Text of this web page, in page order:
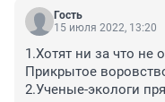
Гость
15 июля 2022, 13:20
1.Хотят ни за что не
Прикрытое
2.Ученые-экологи